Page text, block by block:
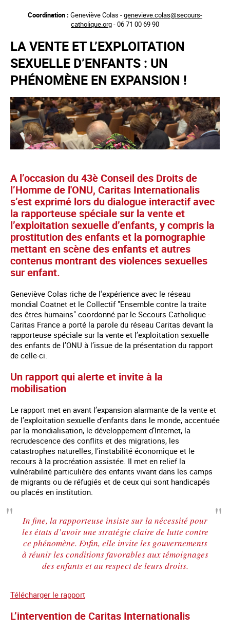
principal
Coordination : Geneviève Colas -genevieve.colas@secours-
catholique.org- 06 71 00 69 90
LA VENTE ET L’EXPLOITATION
SEXUELLE D’ENFANTS : UN
PHÉNOMÈNE EN EXPANSION !
A l’occasion du 43è Conseil des Droits de
l’Homme de l'ONU, Caritas Internationalis
s’est exprimé lors du dialogue interactif avec
la rapporteuse spéciale sur la vente et
l’exploitation sexuelle d’enfants, y compris la
prostitution des enfants et la pornographie
mettant en scène des enfants et autres
contenus montrant des violences sexuelles
sur enfant.
Geneviève Colas riche de l'expérience avec le réseau
mondial Coatnet et le Collectif "Ensemble contre la traite
des êtres humains" coordonné par le Secours Catholique -
Caritas France a porté la parole du réseau Caritas devant la
rapporteuse spéciale sur la vente et l’exploitation sexuelle
des enfants de l’ONU à l’issue de la présentation du rapport
de celle-ci.
Un rapport qui alerte et invite à la
mobilisation
Le rapport met en avant l’expansion alarmante de la vente et
de l’exploitation sexuelle d’enfants dans le monde, accentuée
par la mondialisation, le développement d’Internet, la
recrudescence des conflits et des migrations, les
catastrophes naturelles, l’instabilité économique et le
recours à la procréation assistée. Il met en relief la
vulnérabilité particulière des enfants vivant dans les camps
de migrants ou de réfugiés et de ceux qui sont handicapés
ou placés en institution.
In fine, la rapporteuse insiste sur la nécessité pour
les états d’avoir une stratégie claire de lutte contre
ce phénomène. Enfin, elle invite les gouvernements
à réunir les conditions favorables aux témoignages
des enfants et au respect de leurs droits.
Télécharger le rapport
L’intervention de Caritas Internationalis